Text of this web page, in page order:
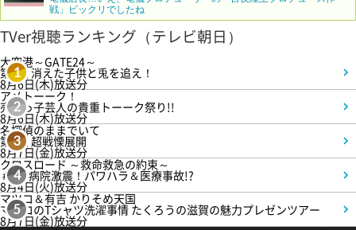
戦」ビックリでしたね
TVer視聴ランキング（テレビ朝日）
1
大空港～GATE24～
第3話 消えた子供と兎を追え！
8月6日(木)放送分
2
アメトーーク！
売れっ子芸人の貴重トーーク祭り!!
8月6日(木)放送分
3
名探偵のままでいて
第4話 超戦慄展開
8月7日(金)放送分
4
クロスロード ～救命救急の約束～
＃5 病院激震！パワハラ＆医療事故!?
8月4日(火)放送分
5
マツコ＆有吉 かりそめ天国
マツコのTシャツ洗濯事情 たくろうの滋賀の魅力プレゼンツアー
8月7日(金)放送分